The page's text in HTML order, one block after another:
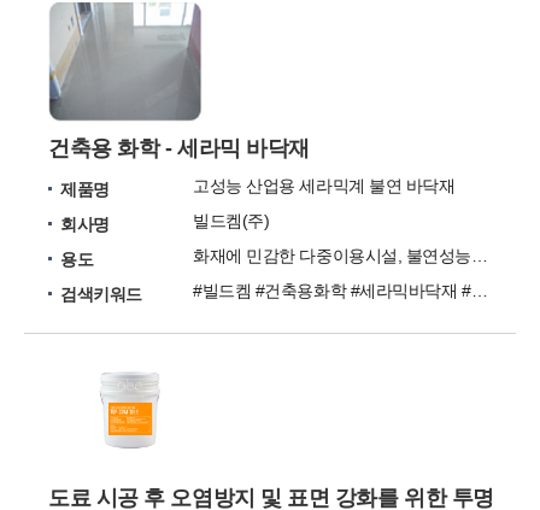
건축용 화학 - 세라믹 바닥재
제품명
고성능 산업용 세라믹계 불연 바닥재
회사명
빌드켐(주)
용도
검색키워드
#빌드켐 #건축용화학 #세라믹바닥재 #바닥재 #세라믹
도료 시공 후 오염방지 및 표면 강화를 위한 투명방